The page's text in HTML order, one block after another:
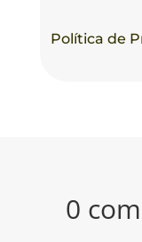
Política de
0